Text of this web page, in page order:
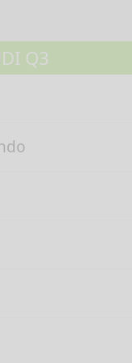
Q3